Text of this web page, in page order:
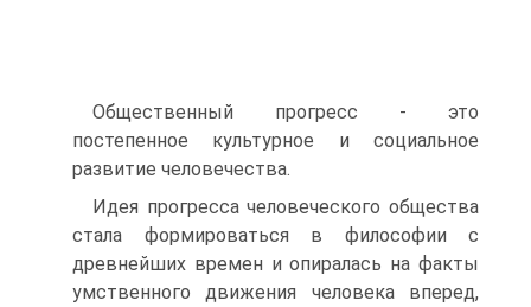
Общественный прогресс - это
постепенное культурное и социальное
развитие человечества.
Идея прогресса человеческого общества
стала формироваться в философии с
древнейших времен и опиралась на факты
умственного движения человека вперед,